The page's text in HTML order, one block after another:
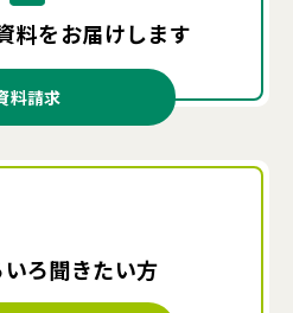
料をお届けします
料請求
ろ聞きたい方